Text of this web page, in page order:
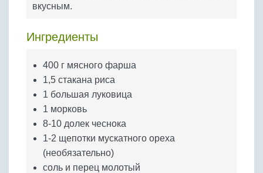
Бобовые
Крупы
вкусным.
Ингредиенты
400 г мясного фарша
1,5 стакана риса
1 большая луковица
1 морковь
8-10 долек чеснока
1-2 щепотки мускатного ореха
(необязательно)
соль и перец молотый